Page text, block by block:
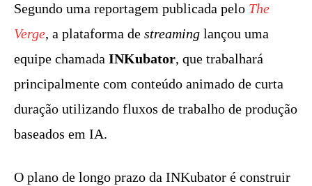
Segundo uma reportagem publicada pelo The
Verge, a plataforma de streaming lançou uma
equipe chamada INKubator, que trabalhará
principalmente com conteúdo animado de curta
duração utilizando fluxos de trabalho de produção
baseados em IA.
O plano de longo prazo da INKubator é construir